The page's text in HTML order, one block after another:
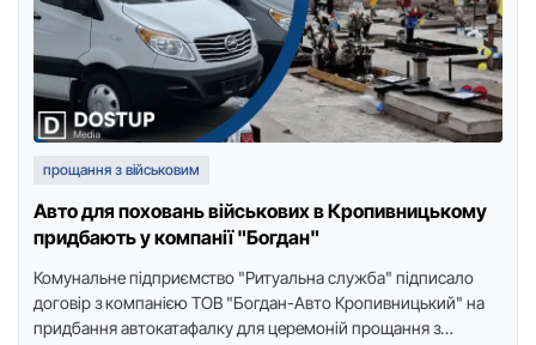
прощання з військовим
Авто для поховань військових в Кропивницькому
придбають у компанії "Богдан"
Комунальне підприємство "Ритуальна служба" підписало
договір з компанією ТОВ "Богдан-Авто Кропивницький" на
придбання автокатафалку для церемоній прощання з